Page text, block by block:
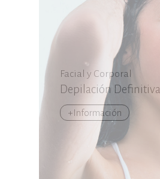
Facial y Corporal
Depilación Definitiva
+Información